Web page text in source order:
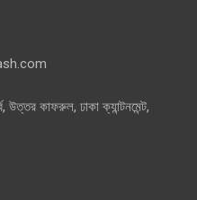
উত্তর কাফরুল, ঢাকা ক্যান্টনমেন্ট,